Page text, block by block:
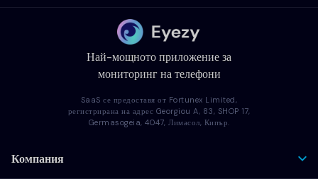
Най-мощното приложение за
мониторинг на телефони
SaaS се предоставя от Fortunex Limited,
регистрирана на адрес Georgiou A, 83, SHOP 17,
Germasogeia, 4047, Лимасол, Кипър.
Компания